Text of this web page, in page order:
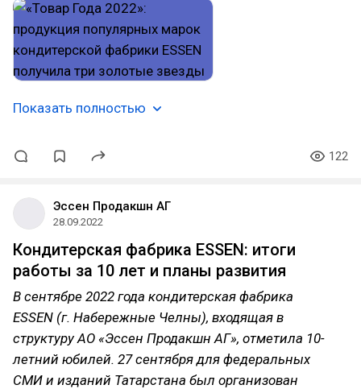
Показать полностью
122
Эссен Продакшн АГ
28.09.2022
Кондитерская фабрика ESSEN: итоги
работы за 10 лет и планы развития
В сентябре 2022 года кондитерская фабрика
ESSEN (г. Набережные Челны), входящая в
структуру АО «Эссен Продакшн АГ», отметила 10-
летний юбилей. 27 сентября для федеральных
СМИ и изданий Татарстана был организован